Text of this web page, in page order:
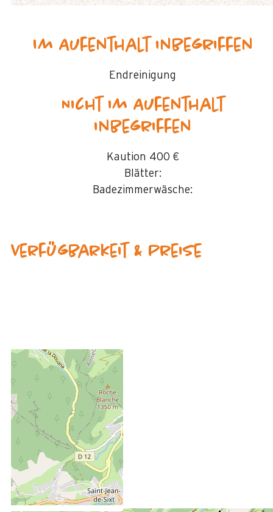
Im Aufenthalt inbegriffen
Endreinigung
Nicht im Aufenthalt
inbegriffen
Kaution 400 €
Blätter:
Badezimmerwäsche:
Verfügbarkeit & Preise